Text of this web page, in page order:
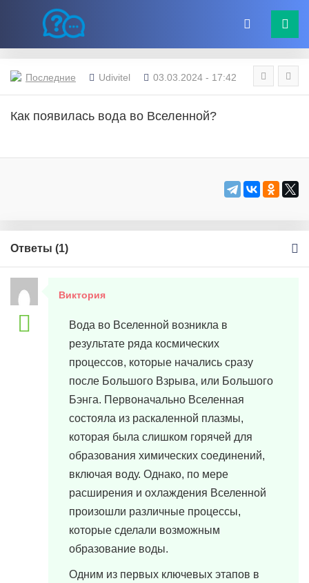
Последние Udivitel 03.03.2024 - 17:42
Как появилась вода во Вселенной?
Ответы (1)
Виктория
Вода во Вселенной возникла в
результате ряда космических
процессов, которые начались сразу
после Большого Взрыва, или Большого
Бэнга. Первоначально Вселенная
состояла из раскаленной плазмы,
которая была слишком горячей для
образования химических соединений,
включая воду. Однако, по мере
расширения и охлаждения Вселенной
произошли различные процессы,
которые сделали возможным
образование воды.
Одним из первых ключевых этапов в